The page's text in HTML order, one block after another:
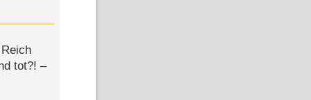
tot?! –